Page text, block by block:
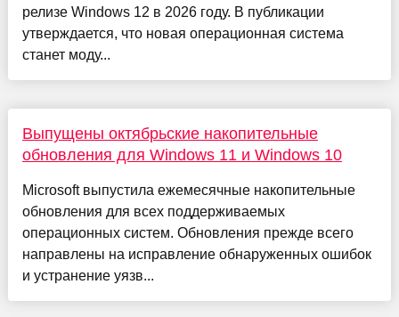
релизе Windows 12 в 2026 году. В публикации
утверждается, что новая операционная система
станет моду...
Выпущены октябрьские накопительные
обновления для Windows 11 и Windows 10
Microsoft выпустила ежемесячные накопительные
обновления для всех поддерживаемых
операционных систем. Обновления прежде всего
направлены на исправление обнаруженных ошибок
и устранение уязв...